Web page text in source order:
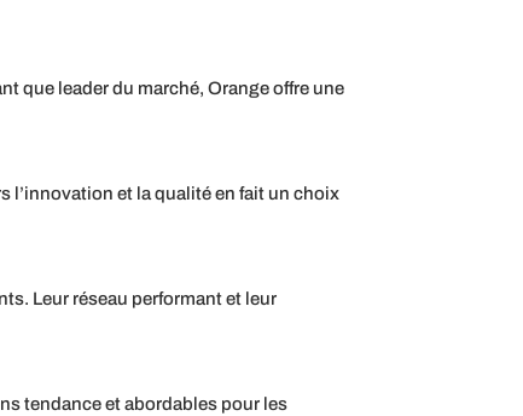
que leader du marché, Orange offre une
l’innovation et la qualité en fait un choix
Leur réseau performant et leur
tendance et abordables pour les